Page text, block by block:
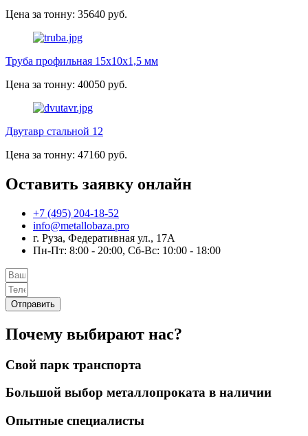
Цена за тонну: 35640 руб.
Труба профильная 15х10х1,5 мм
Цена за тонну: 40050 руб.
Двутавр стальной 12
Цена за тонну: 47160 руб.
Оставить заявку онлайн
+7 (495) 204-18-52
info@metallobaza.pro
г. Руза, Федеративная ул., 17А
Пн-Пт: 8:00 - 20:00, Сб-Вс: 10:00 - 18:00
Отправить
Почему выбирают нас?
Свой парк транспорта
Большой выбор металлопроката в наличии
Опытные специалисты